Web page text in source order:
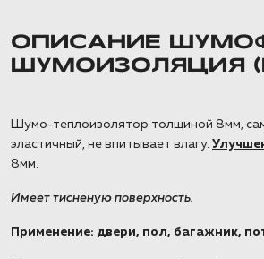
ОПИСАНИЕ
ШУМОИЗОЛЯЦИЯ
Шумо-теплоизолятор толщиной 8мм,
эластичный, не впитывает влагу.
8мм.
Имеет тисненую поверхность.
Применение: двери, пол, багажник,